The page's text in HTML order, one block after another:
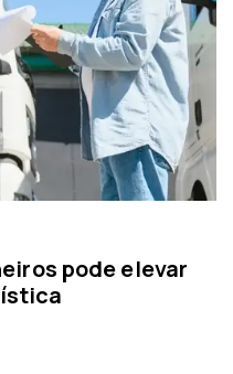
pode elevar